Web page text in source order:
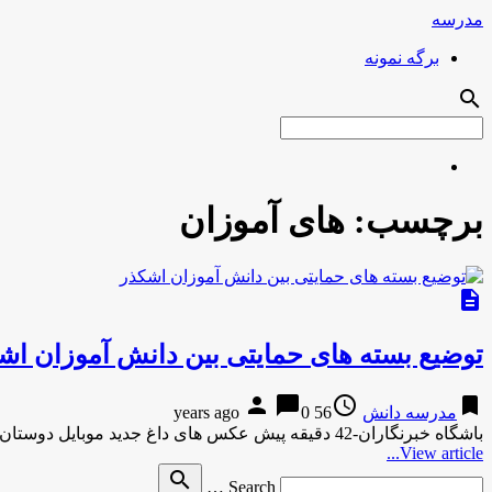
مدرسه
برگه نمونه
search
برچسب: های آموزان
description
توضیع بسته های حمایتی بین دانش آموزان
bookmark مدرسه دانش access_time
56 years ago
person chat_bubble0
باشگاه خبرنگاران-42 دقیقه پیش عکس های داغ جدید موبایل دوستان
View article...
Search …
search